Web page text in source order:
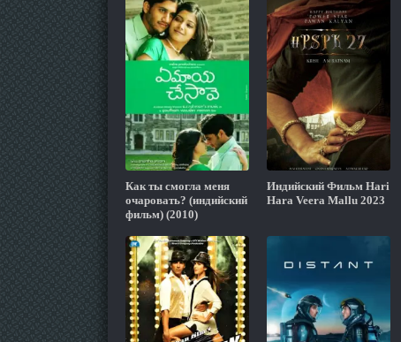
Как ты смогла меня
очаровать? (индийский
фильм) (2010)
Индийский Фильм Hari
Hara Veera Mallu 2023